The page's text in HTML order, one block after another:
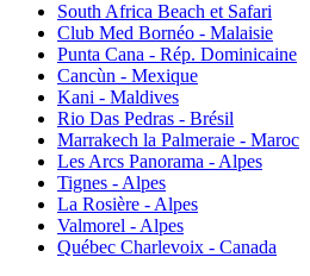
South Africa Beach et Safari
Club Med Bornéo - Malaisie
Punta Cana - Rép. Dominicaine
Cancùn - Mexique
Kani - Maldives
Rio Das Pedras - Brésil
Marrakech la Palmeraie - Maroc
Les Arcs Panorama - Alpes
Tignes - Alpes
La Rosière - Alpes
Valmorel - Alpes
Québec Charlevoix - Canada